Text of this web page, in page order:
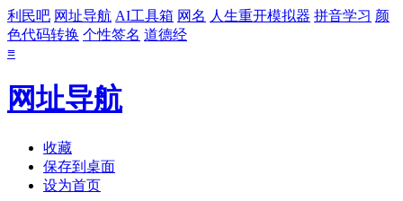
利民吧 网址导航 AI工具箱 网名 人生重开模拟器 拼音学习 颜
色代码转换 个性签名 道德经
≡
网址导航
收藏
保存到桌面
设为首页